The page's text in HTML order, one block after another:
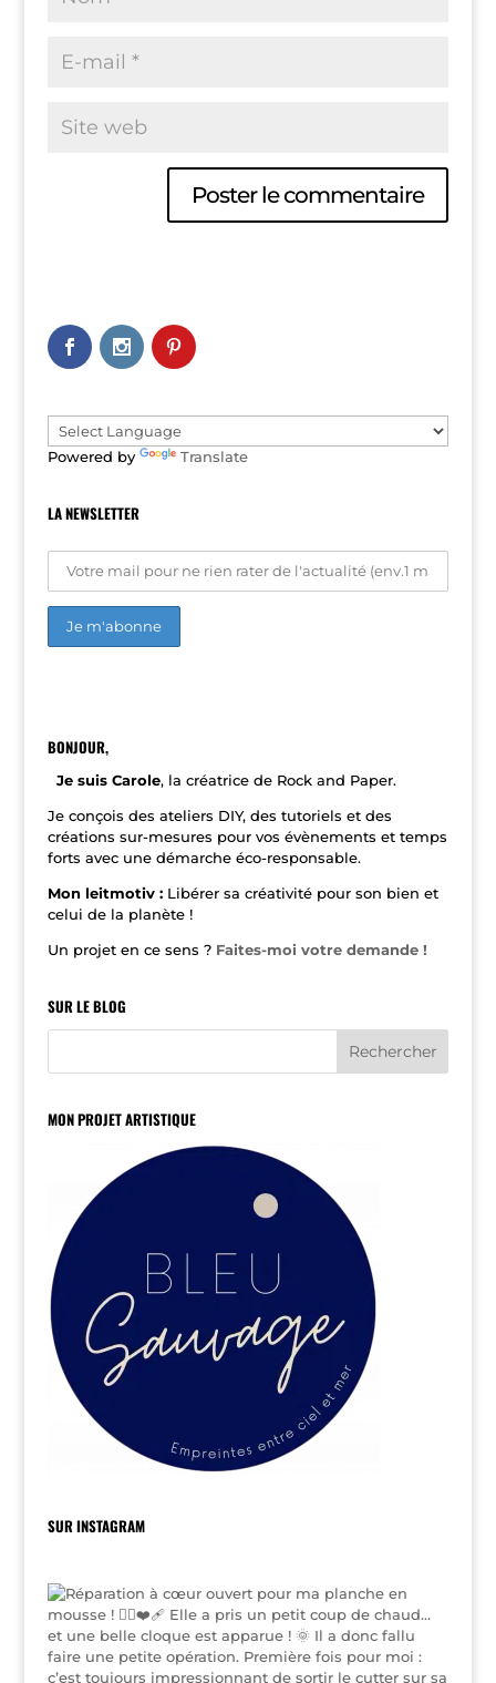
n
a
v
e
:Powered by Translate
LA NEWSLETTER
n
v
e
:
BONJOUR,
Je suis Carole, la créatrice de Rock and Paper.
Je conçois des ateliers DIY, des tutoriels et des
créations sur-mesures pour vos évènements et temps
forts avec une démarche éco-responsable.
Mon leitmotiv : Libérer sa créativité pour son bien et
celui de la planète !
Un projet en ce sens ? Faites-moi votre demande !
SUR LE BLOG
MON PROJET ARTISTIQUE
SUR INSTAGRAM